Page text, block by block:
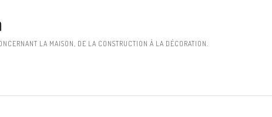
LA MAISON, DE LA CONSTRUCTION À LA DÉCORATION.